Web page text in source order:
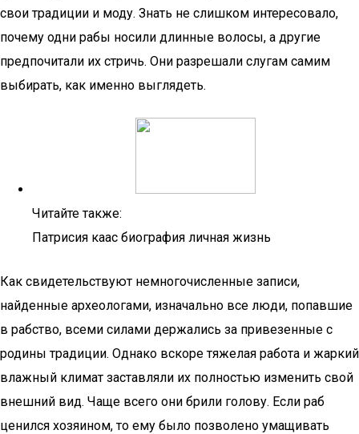
свои традиции и моду. Знать не слишком интересовало,
почему одни рабы носили длинные волосы, а другие
предпочитали их стричь. Они разрешали слугам самим
выбирать, как именно выглядеть.
Читайте также:
Патрисия каас биография личная жизнь
Как свидетельствуют немногочисленные записи,
найденные археологами, изначально все люди, попавшие
в рабство, всеми силами держались за привезенные с
родины традиции. Однако вскоре тяжелая работа и жаркий
влажный климат заставляли их полностью изменить свой
внешний вид. Чаще всего они брили голову. Если раб
ценился хозяином, то ему было позволено умащивать